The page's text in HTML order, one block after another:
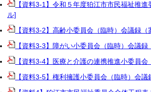
【資料3-1】令和５年度狛江市市民福祉推
ル]
【資料3-2】高齢小委員会（臨時）会議録
【資料3-3】障がい小委員会（臨時）会議
【資料3-4】医療と介護の連携推進小委員
【資料3-5】権利擁護小委員会（臨時）会